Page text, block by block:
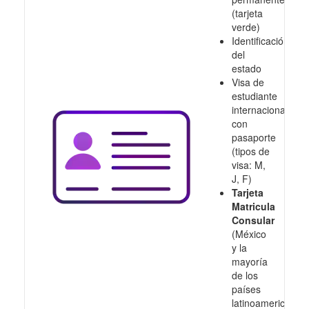
(tarjeta
verde)
Identificación
del
estado
Visa de
estudiante
internacional
con
pasaporte
(tipos de
visa: M,
J, F)
Tarjeta
Matricula
Consular
(México
y la
mayoría
de los
países
latinoamericanos,